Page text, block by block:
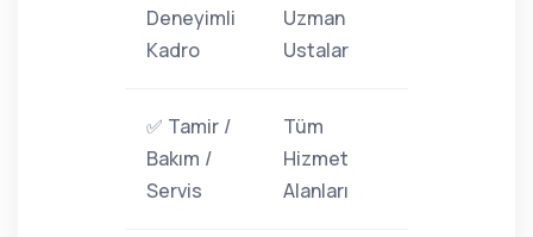
Deneyimli
Kadro
Uzman
Ustalar
✅ Tamir /
Bakım /
Servis
Tüm
Hizmet
Alanları